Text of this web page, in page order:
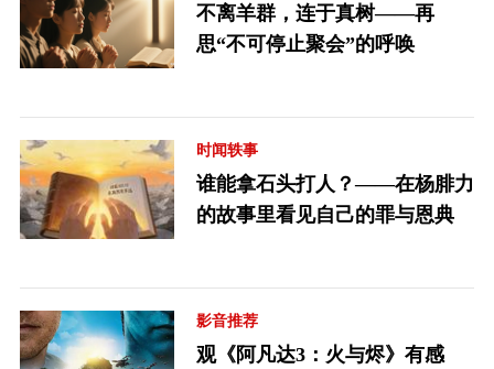
不离羊群，连于真树——再
思“不可停止聚会”的呼唤
时闻轶事
谁能拿石头打人？——在杨腓力
的故事里看见自己的罪与恩典
影音推荐
观《阿凡达3：火与烬》有感